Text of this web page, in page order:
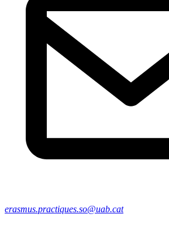
erasmus.practiques.so@uab.cat